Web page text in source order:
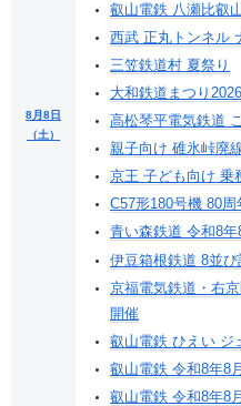
8月8日
（土）
叡山電鉄 八瀬比叡
西武 正丸トンネル
三笠鉄道村 夏祭り
大和鉄道まつり2026
高松琴平電気鉄道
親子向け 碓氷峠廃
京王 子ども向け 乗
C57形180号機 80
青い森鉄道 令和8
伊豆箱根鉄道 8並
京福電気鉄道・右
開催
叡山電鉄 ひえい ジ
叡山電鉄 令和8年8
叡山電鉄 令和8年8